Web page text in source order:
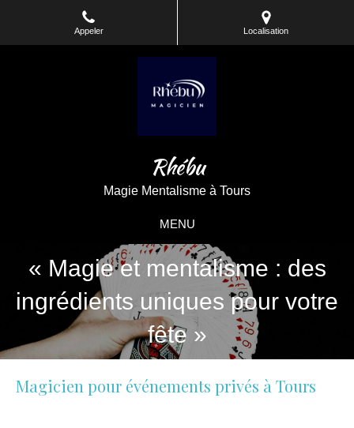
Appeler Localisation
Rhébu
Magie Mentalisme à Tours
MENU
« Magie et mentalisme : des
ingrédients uniques pour votre
fête »
Magicien pour événements privés à Tours